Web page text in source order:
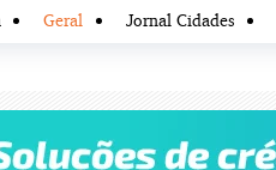
Geral Jornal Cidades